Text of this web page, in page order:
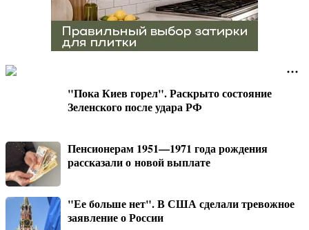
"Пока Киев горел". Раскрыто состояние
Зеленского после удара РФ
Пенсионерам 1951—1971 года рождения
рассказали о новой выплате
"Ее больше нет". В США сделали тревожное
заявление о России